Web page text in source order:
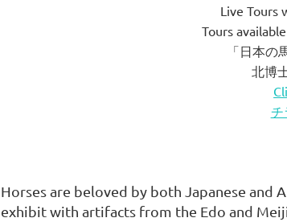
Live Tours
Tours
「日本
北博
チ
Horses are beloved by both Japanese and
exhibit with artifacts from the Edo and